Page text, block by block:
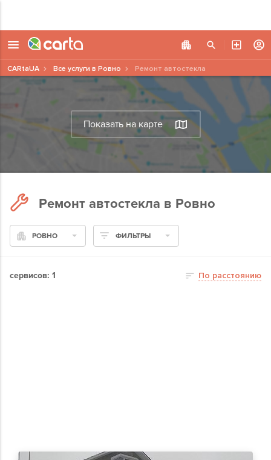
Показать на карте
CARtaUA Все услуги в Ровно Ремонт автостекла
Ремонт автостекла в Ровно
РОВНО ФИЛЬТРЫ
сервисов: 1 По расстоянию